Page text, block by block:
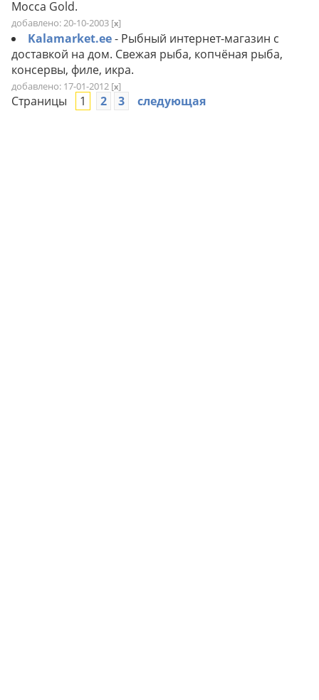
Mocca Gold.
добавлено: 20-10-2003 [x]
Kalamarket.ee- Рыбный интернет-магазин с
доставкой на дом. Свежая рыба, копчёная рыба,
консервы, филе, икра.
добавлено: 17-01-2012 [x]
Страницы 1 2 3 следующая